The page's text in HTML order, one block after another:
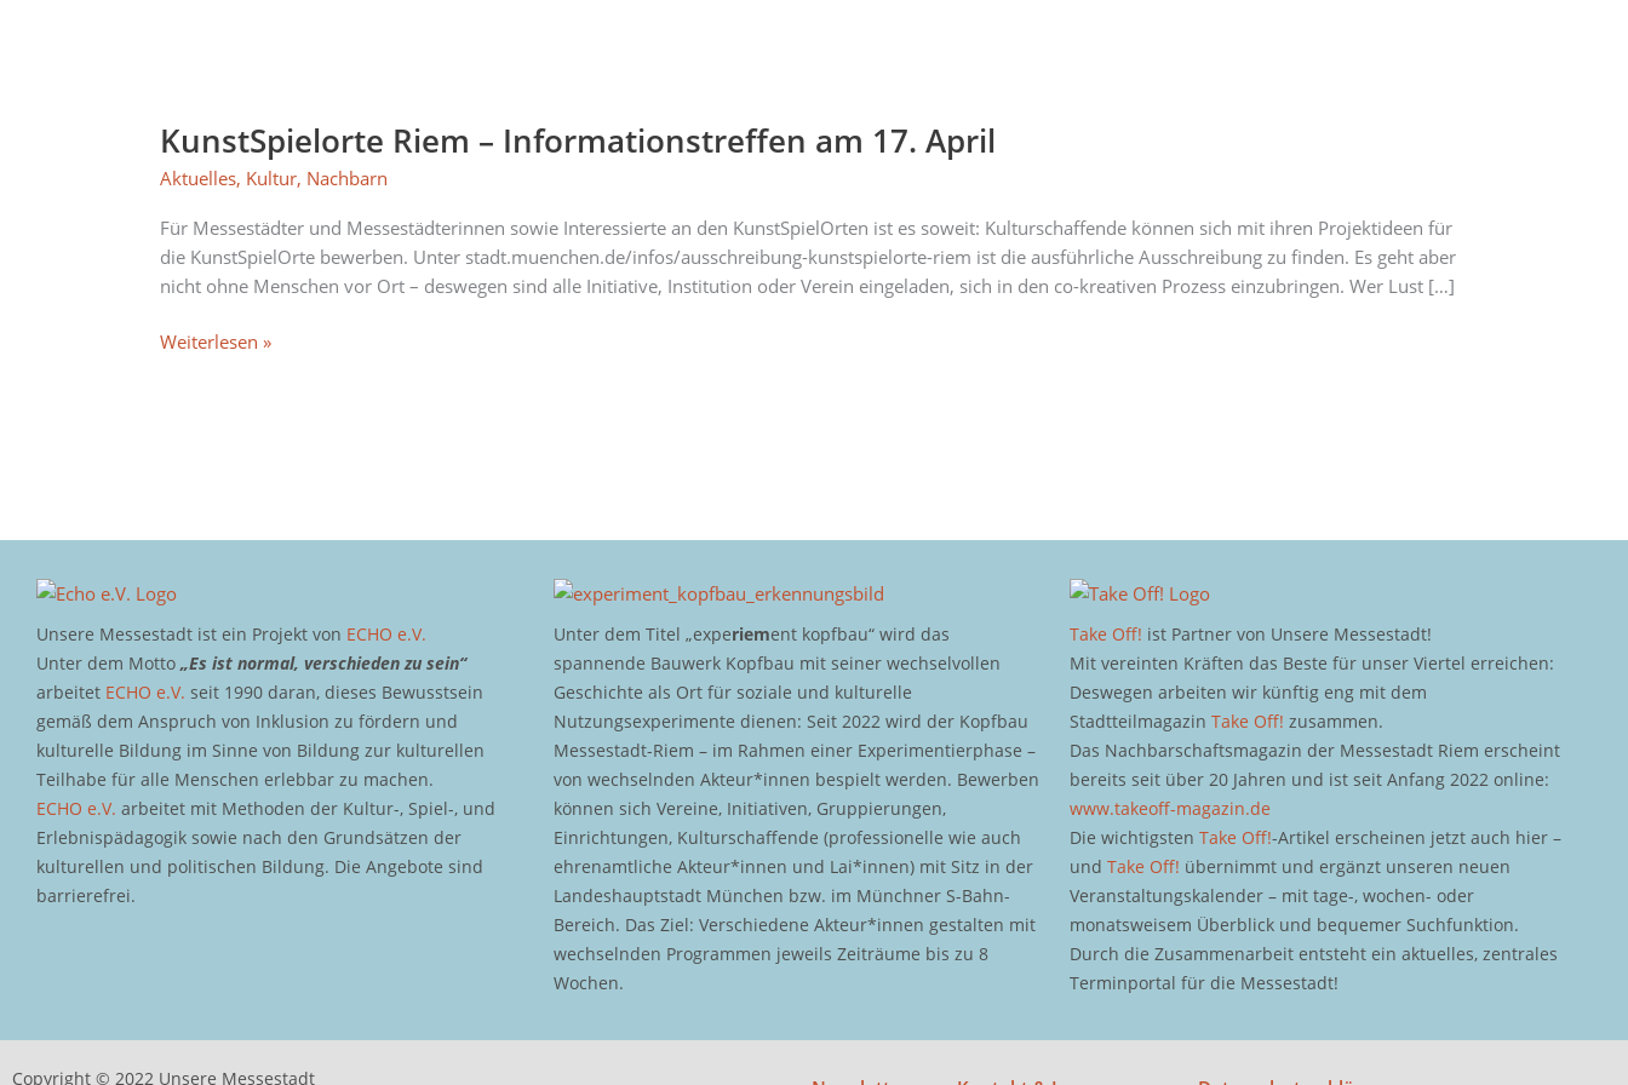
KunstSpielorte Riem – Informationstreffen am 17. April
Aktuelles, Kultur, Nachbarn
Für Messestädter und Messestädterinnen sowie Interessierte an den KunstSpielOrten ist es soweit: Kulturschaffende können sich mit ihren Projektideen für
die KunstSpielOrte bewerben. Unter stadt.muenchen.de/infos/ausschreibung-kunstspielorte-riem ist die ausführliche Ausschreibung zu finden. Es geht aber
nicht ohne Menschen vor Ort – deswegen sind alle Initiative, Institution oder Verein eingeladen, sich in den co-kreativen Prozess einzubringen. Wer Lust […]
–
Informationstreffen
17.
April
Weiterlesen »
Unsere Messestadt ist ein Projekt von ECHO e.V.
Unter dem Motto „Es ist normal, verschieden zu sein“
arbeitet ECHO e.V. seit 1990 daran, dieses Bewusstsein
gemäß dem Anspruch von Inklusion zu fördern und
kulturelle Bildung im Sinne von Bildung zur kulturellen
Teilhabe für alle Menschen erlebbar zu machen.
ECHO e.V. arbeitet mit Methoden der Kultur-, Spiel-, und
Erlebnispädagogik sowie nach den Grundsätzen der
kulturellen und politischen Bildung. Die Angebote sind
barrierefrei.
Unter dem Titel „experiement kopfbau“ wird das
spannende Bauwerk Kopfbau mit seiner wechselvollen
Geschichte als Ort für soziale und kulturelle
Nutzungsexperimente dienen: Seit 2022 wird der Kopfbau
Messestadt-Riem – im Rahmen einer Experimentierphase –
von wechselnden Akteur*innen bespielt werden. Bewerben
können sich Vereine, Initiativen, Gruppierungen,
Einrichtungen, Kulturschaffende (professionelle wie auch
ehrenamtliche Akteur*innen und Lai*innen) mit Sitz in der
Landeshauptstadt München bzw. im Münchner S-Bahn-
Bereich. Das Ziel: Verschiedene Akteur*innen gestalten mit
wechselnden Programmen jeweils Zeiträume bis zu 8
Wochen.
Take Off! ist Partner von Unsere Messestadt!
Mit vereinten Kräften das Beste für unser Viertel erreichen:
Deswegen arbeiten wir künftig eng mit dem
StadtteilmagazinTake Off! zusammen.
Das Nachbarschaftsmagazin der Messestadt Riem erscheint
bereits seit über 20 Jahren und ist seit Anfang 2022 online:
www.takeoff-magazin.de
Die wichtigstenTake Off!-Artikel erscheinen jetzt auch hier –
undTake Off! übernimmt und ergänzt unseren neuen
Veranstaltungskalender – mit tage-, wochen- oder
monatsweisem Überblick und bequemer Suchfunktion.
Durch die Zusammenarbeit entsteht ein aktuelles, zentrales
Terminportal für die Messestadt!
Copyright © 2022 Unsere Messestadt